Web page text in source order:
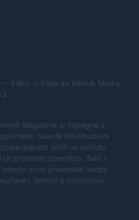
Edito in Italia da AdHub Media
Magazine si impegna a
Queste informazioni
quando visiti un istituto
un prodotto specifico. Tutti i
sono presentati senza
i Termini e condizioni